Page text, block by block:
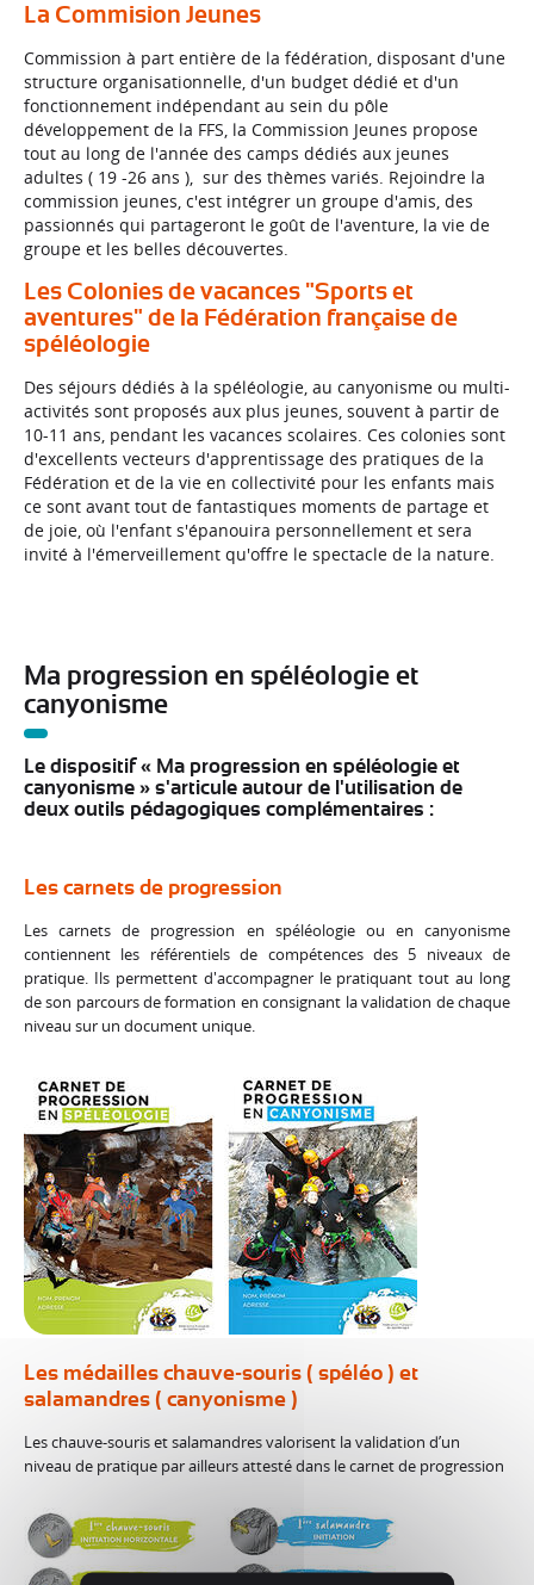
La Commision Jeunes
Commission à part entière de la fédération, disposant d'une
structure organisationnelle, d'un budget dédié et d'un
fonctionnement indépendant au sein du pôle
développement de la FFS, la Commission Jeunes propose
tout au long de l'année des camps dédiés aux jeunes
adultes ( 19 -26 ans ), sur des thèmes variés. Rejoindre la
commission jeunes, c'est intégrer un groupe d'amis, des
passionnés qui partageront le goût de l'aventure, la vie de
groupe et les belles découvertes.
Les Colonies de vacances "Sports et
aventures" de la Fédération française de
spéléologie
Des séjours dédiés à la spéléologie, au canyonisme ou multi-
activités sont proposés aux plus jeunes, souvent à partir de
10-11 ans, pendant les vacances scolaires. Ces colonies sont
d'excellents vecteurs d'apprentissage des pratiques de la
Fédération et de la vie en collectivité pour les enfants mais
ce sont avant tout de fantastiques moments de partage et
de joie, où l'enfant s'épanouira personnellement et sera
invité à l'émerveillement qu'offre le spectacle de la nature.
Ma progression en spéléologie et
canyonisme
Le dispositif « Ma progression en spéléologie et
canyonisme » s'articule autour de l'utilisation de
deux outils pédagogiques complémentaires :
Les carnets de progression
Les carnets de progression en spéléologie ou en canyonisme
contiennent les référentiels de compétences des 5 niveaux de
pratique. Ils permettent d'accompagner le pratiquant tout au long
de son parcours de formation en consignant la validation de chaque
niveau sur un document unique.
Les médailles chauve-souris ( spéléo ) et
salamandres ( canyonisme )
Les chauve-souris et salamandres valorisent la validation d’un
niveau de pratique par ailleurs attesté dans le carnet de progression